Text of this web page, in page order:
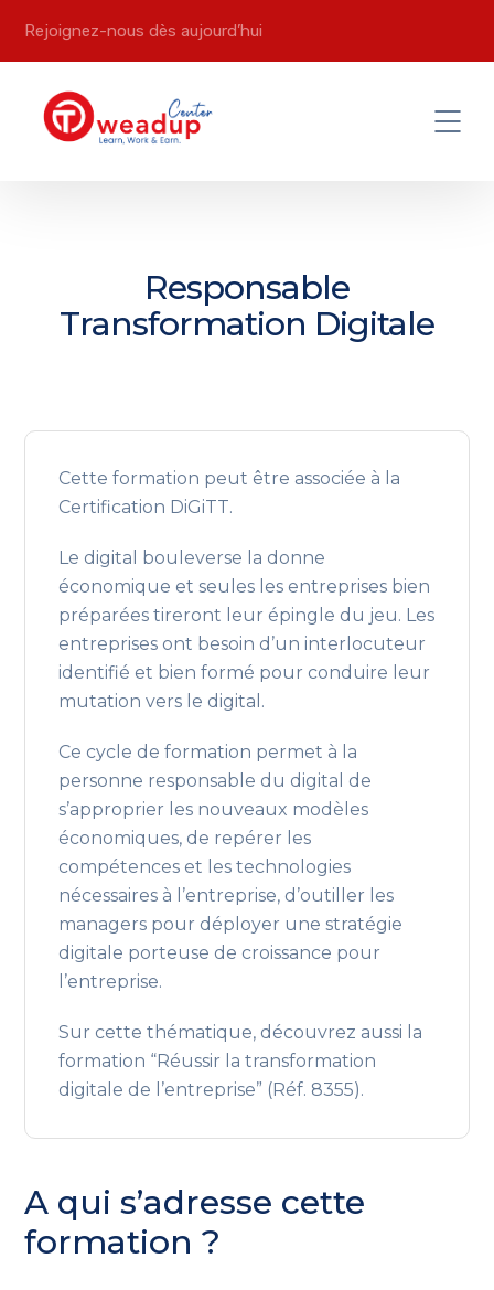
Rejoignez-nous dès aujourd’hui
Responsable
Transformation Digitale
Cette formation peut être associée à la
Certification DiGiTT.
Le digital bouleverse la donne
économique et seules les entreprises bien
préparées tireront leur épingle du jeu. Les
entreprises ont besoin d’un interlocuteur
identifié et bien formé pour conduire leur
mutation vers le digital.
Ce cycle de formation permet à la
personne responsable du digital de
s’approprier les nouveaux modèles
économiques, de repérer les
compétences et les technologies
nécessaires à l’entreprise, d’outiller les
managers pour déployer une stratégie
digitale porteuse de croissance pour
l’entreprise.
Sur cette thématique, découvrez aussi la
formation “Réussir la transformation
digitale de l’entreprise” (Réf. 8355).
A qui s’adresse cette
formation ?